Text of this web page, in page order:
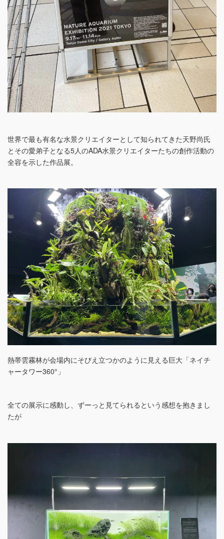
世界で最も有名な水景クリエイターとして知られてきた天野尚氏
とその愛弟子となる5人のADA水景クリエイターたちの創作活動の
全容を示した作品展。
熱帯雲霧林が会場内にそびえ立つかのように見える巨大「ネイチ
ャータワー360°」
全ての展示に感動し、ずーっと見てられるという感想を抱きまし
たが